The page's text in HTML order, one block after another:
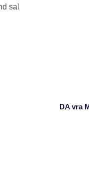
sal
DA vra